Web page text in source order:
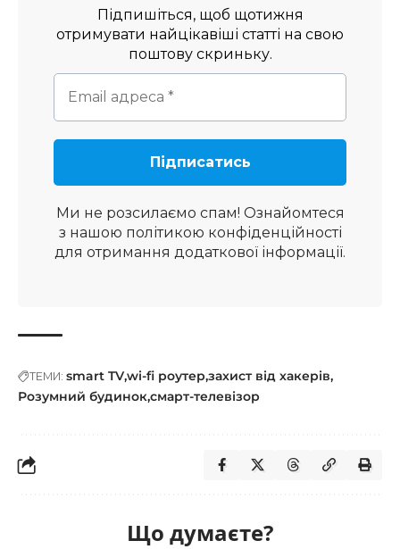
Підпишіться, щоб щотижня
отримувати найцікавіші статті на свою
поштову скриньку.
Ми не розсилаємо спам! Ознайомтеся
з нашою політикою конфіденційності
для отримання додаткової інформації.
ТЕМИ: smart TVwi-fi роутер захист від хакерів
Розумний будиноксмарт-телевізор
Що думаєте?